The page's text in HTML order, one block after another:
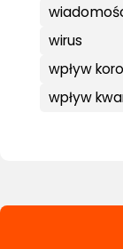
wirus
wpływ
wpływ